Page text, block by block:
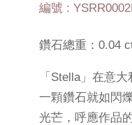
編號 :
鑽石總重：0.04
「Stella」在意
一顆鑽石就如閃
光芒，呼應作品